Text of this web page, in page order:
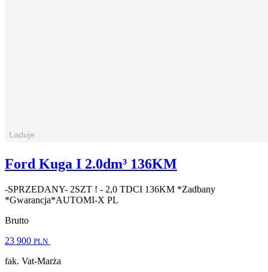
Ford Kuga I 2.0dm³ 136KM
-SPRZEDANY- 2SZT ! - 2,0 TDCI 136KM *Zadbany
*Gwarancja*AUTOMI-X PL
Brutto
23 900 PLN
fak. Vat-Marża